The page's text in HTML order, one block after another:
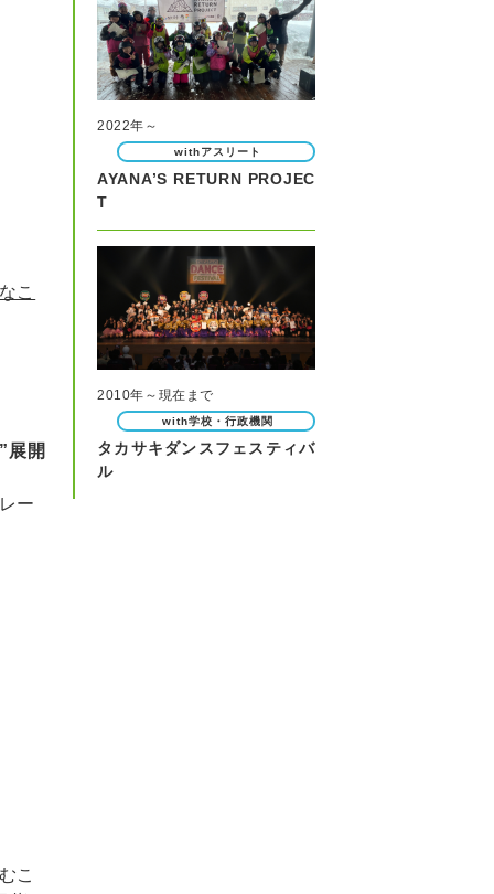
こ
展開
ー
こ
2022年～
withアスリート
AYANA’S RETURN PROJEC
T
2010年～現在まで
with学校・行政機関
タカサキダンスフェスティバ
ル